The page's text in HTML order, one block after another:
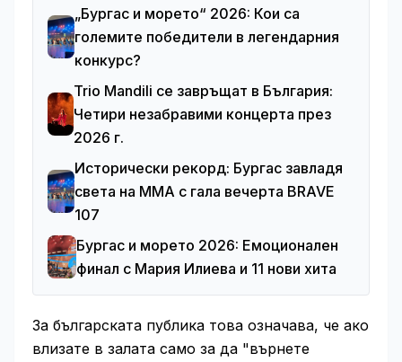
„Бургас и морето“ 2026: Кои са
големите победители в легендарния
конкурс?
Trio Mandili се завръщат в България:
Четири незабравими концерта през
2026 г.
Исторически рекорд: Бургас завладя
света на ММА с гала вечерта BRAVE
107
Бургас и морето 2026: Емоционален
финал с Мария Илиева и 11 нови хита
За българската публика това означава, че ако
влизате в залата само за да "върнете